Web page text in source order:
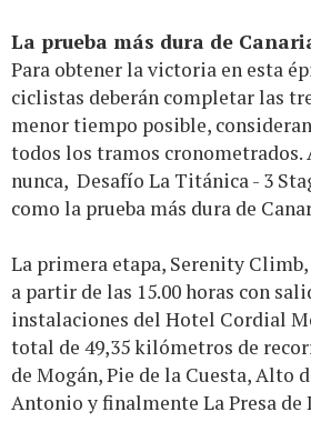
La prueba más dura de
Para obtener la victoria en esta
ciclistas deberán completar las
menor tiempo posible,
todos los tramos cronometrados.
nunca, Desafío La Titánica - 3
como la prueba más dura de
La primera etapa, Serenity Climb,
a partir de las 15.00 horas con
instalaciones del Hotel Cordial
total de 49,35 kilómetros de
de Mogán, Pie de la Cuesta, Alto
Antonio y finalmente La Presa de